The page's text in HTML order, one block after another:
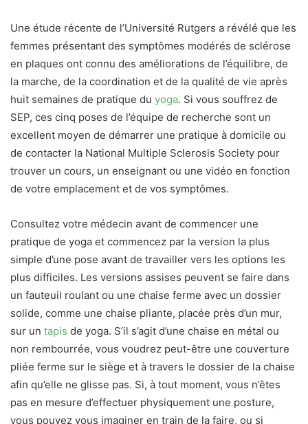
Une étude récente de l’Université Rutgers a révélé que les
femmes présentant des symptômes modérés de sclérose
en plaques ont connu des améliorations de l’équilibre, de
la marche, de la coordination et de la qualité de vie après
huit semaines de pratique du yoga. Si vous souffrez de
SEP, ces cinq poses de l’équipe de recherche sont un
excellent moyen de démarrer une pratique à domicile ou
de contacter la National Multiple Sclerosis Society pour
trouver un cours, un enseignant ou une vidéo en fonction
de votre emplacement et de vos symptômes.
Consultez votre médecin avant de commencer une
pratique de yoga et commencez par la version la plus
simple d’une pose avant de travailler vers les options les
plus difficiles. Les versions assises peuvent se faire dans
un fauteuil roulant ou une chaise ferme avec un dossier
solide, comme une chaise pliante, placée près d’un mur,
sur un tapis de yoga. S’il s’agit d’une chaise en métal ou
non rembourrée, vous voudrez peut-être une couverture
pliée ferme sur le siège et à travers le dossier de la chaise
afin qu’elle ne glisse pas. Si, à tout moment, vous n’êtes
pas en mesure d’effectuer physiquement une posture,
vous pouvez vous imaginer en train de la faire, ou si